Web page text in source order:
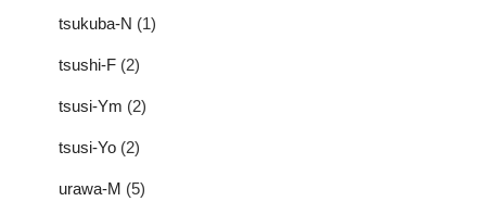
tsukuba-N (1)
tsushi-F (2)
tsusi-Ym (2)
tsusi-Yo (2)
urawa-M (5)